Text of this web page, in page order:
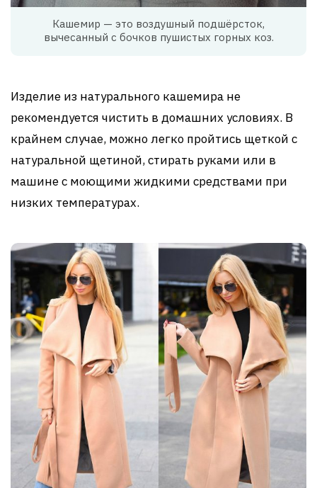
Кашемир — это воздушный подшёрсток,
вычесанный с бочков пушистых горных коз.
Изделие из натурального кашемира не
рекомендуется чистить в домашних условиях. В
крайнем случае, можно легко пройтись щеткой с
натуральной щетиной, стирать руками или в
машине с моющими жидкими средствами при
низких температурах.